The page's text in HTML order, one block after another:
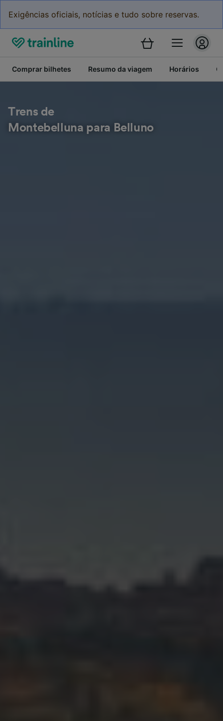
Exigências oficiais, notícias e tudo sobre reservas.
Comprar bilhetes Resumo da viagem Horários
Trens de
Montebelluna para Belluno